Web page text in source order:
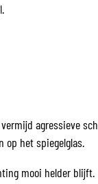
agressieve
op het spiegelglas.
mooi helder blijft.